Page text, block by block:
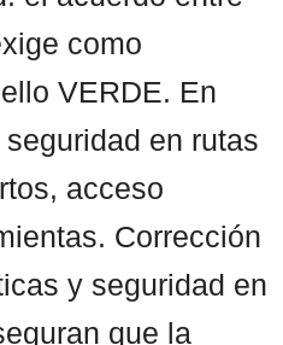
como
VERDE. En
en rutas
acceso
Corrección
y seguridad en
que la